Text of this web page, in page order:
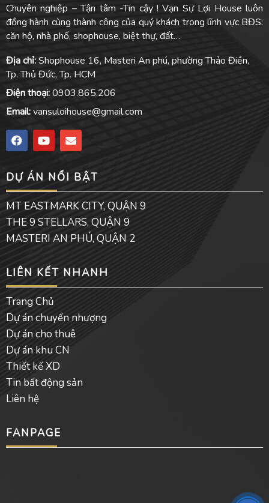
Chuyên nghiệp – Tận tâm -Tin cậy ! Vạn Sự Lợi House luôn
đồng hành cùng thành công của quý khách trong lĩnh vực BĐS:
căn hộ, nhà phố, shophouse, biệt thự, đất…
Địa chỉ:Shophouse 16, Masteri An phú, phường Thảo Điền,
Tp. Thủ Đức, Tp. HCM
Điện thoại:0903.865.206
Email:vansuloihouse@gmail.com
F
a
c
b
o
o
k
Y
o
u
u
b
e
E
n
v
o
p
e
DỰ ÁN NỔI BẬT
MT EASTMARK CITY, QUẬN 9
THE 9 STELLARS, QUẬN 9
MASTERI AN PHÚ, QUẬN 2
LIÊN KẾT NHANH
Trang Chủ
Dự án chuyển nhượng
Dự án cho thuê
Dự án khu CN
Thiết kế XD
Tin bất động sản
Liên hệ
FANPAGE